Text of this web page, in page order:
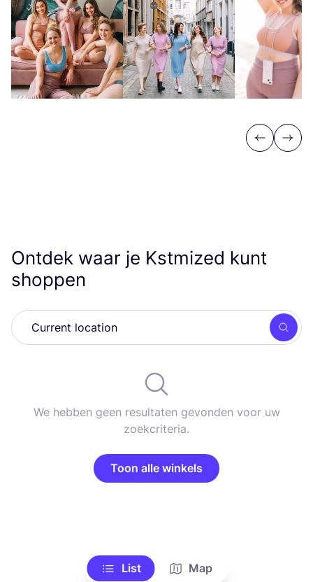
Previous
Next
Ontdek waar je Kstmized kunt
shoppen
Zoek
We hebben geen resultaten gevonden voor uw
zoekcriteria.
Toon alle winkels
List Map